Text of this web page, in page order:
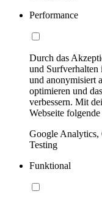
Performance
Durch das
und Surfverhalten
und anonymisiert
optimieren und
verbessern. Mit
Webseite
Google Analytics,
Testing
Funktional